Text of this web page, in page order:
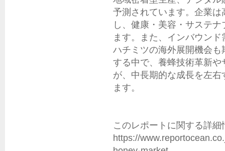
予測されています。企業
し、健康・美容・サステ
ます。また、インバウン
ハチミツの海外展開機会
する中で、養蜂技術革新
が、中長期的な成長を左
ます。
このレポートに関する詳
https://